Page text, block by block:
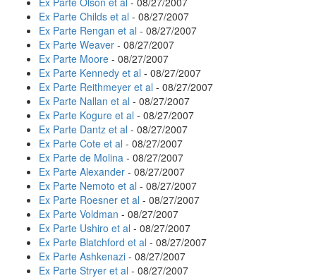
Ex Parte Childs et al - 08/27/2007
Ex Parte Rengan et al - 08/27/2007
Ex Parte Weaver - 08/27/2007
Ex Parte Moore - 08/27/2007
Ex Parte Kennedy et al - 08/27/2007
Ex Parte Reithmeyer et al - 08/27/2007
Ex Parte Nallan et al - 08/27/2007
Ex Parte Kogure et al - 08/27/2007
Ex Parte Dantz et al - 08/27/2007
Ex Parte Cote et al - 08/27/2007
Ex Parte de Molina - 08/27/2007
Ex Parte Alexander - 08/27/2007
Ex Parte Nemoto et al - 08/27/2007
Ex Parte Roesner et al - 08/27/2007
Ex Parte Voldman - 08/27/2007
Ex Parte Ushiro et al - 08/27/2007
Ex Parte Blatchford et al - 08/27/2007
Ex Parte Ashkenazi - 08/27/2007
Ex Parte Stryer et al - 08/27/2007